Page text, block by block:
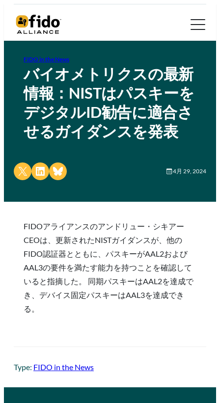
FIDO in the News
バイオメトリクスの最新
情報：NISTはパスキーを
デジタルID勧告に適合さ
せるガイダンスを発表
Share on X Share on LinkedIn
Share on Bluesky 4月 29, 2024
FIDOアライアンスのアンドリュー・シキアー
CEOは、更新されたNISTガイダンスが、他の
FIDO認証器とともに、パスキーがAAL2および
AAL3の要件を満たす能力を持つことを確認して
いると指摘した。 同期パスキーはAAL2を達成で
き、デバイス固定パスキーはAAL3を達成でき
る。
Type: FIDO in the News